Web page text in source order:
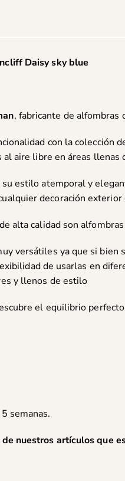
Daisy sky blue
, fabricante de alfombras
con la colección
al aire libre en áreas llenas
estilo atemporal y
decoración
alta calidad son
versátiles ya que si
de usarlas en
y llenos de estilo
el equilibrio
semanas.
nuestros artículos que